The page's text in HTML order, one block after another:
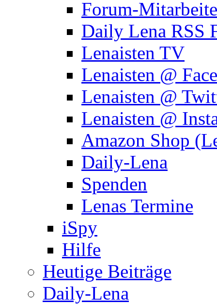
Forum-
Daily Lena RSS
Lenaisten TV
Lenaisten @
Lenaisten @
Lenaisten @
Amazon Shop
Daily-Lena
Spenden
Lenas Termine
iSpy
Hilfe
Heutige Beiträge
Daily-Lena